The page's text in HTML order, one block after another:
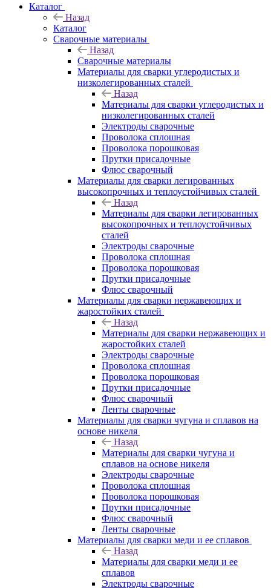
Каталог
Назад
Каталог
Сварочные материалы
Назад
Сварочные материалы
Материалы для сварки углеродистых и
низколегированных сталей
Назад
Материалы для сварки углеродистых и
низколегированных сталей
Электроды сварочные
Проволока сплошная
Проволока порошковая
Прутки присадочные
Флюс сварочный
Материалы для сварки легированных
высокопрочных и теплоустойчивых сталей
Назад
Материалы для сварки легированных
высокопрочных и теплоустойчивых
сталей
Электроды сварочные
Проволока сплошная
Проволока порошковая
Прутки присадочные
Флюс сварочный
Материалы для сварки нержавеющих и
жаростойких сталей
Назад
Материалы для сварки нержавеющих и
жаростойких сталей
Электроды сварочные
Проволока сплошная
Проволока порошковая
Прутки присадочные
Флюс сварочный
Ленты сварочные
Материалы для сварки чугуна и сплавов на
основе никеля
Назад
Материалы для сварки чугуна и
сплавов на основе никеля
Электроды сварочные
Проволока сплошная
Проволока порошковая
Прутки присадочные
Флюс сварочный
Ленты сварочные
Материалы для сварки меди и ее сплавов
Назад
Материалы для сварки меди и ее
сплавов
Электроды сварочные